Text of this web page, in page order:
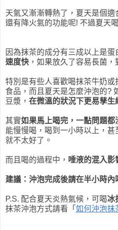
天氣又漸漸轉熱了，夏天是個
還有降火氣的功能呢! 不過夏天
因為抹茶的成分有三成以上是蛋
速度快 ，如果放久了容易長菌，
特別是有些人喜歡喝抹茶牛奶
食品，而且夏天是怎麼沖泡的?
豆漿， 在微溫的狀況下更易孳生
其實如果馬上喝完，一點問題都
能慢慢喝，喝到一小時以上，
就不太好了。
而且喝的過程中， 唾液的混入影
建議：沖泡完成後請在半小時內
P.S. 配合夏天炎熱氣候，可喝冰
抹茶沖泡方式請看「 如何沖泡抹